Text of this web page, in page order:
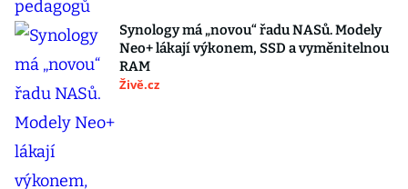
Synology má „novou“ řadu NASů. Modely
Neo+ lákají výkonem, SSD a vyměnitelnou
RAM
Živě.cz